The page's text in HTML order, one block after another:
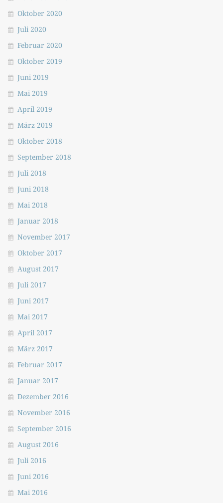
Oktober 2020
Juli 2020
Februar 2020
Oktober 2019
Juni 2019
Mai 2019
April 2019
März 2019
Oktober 2018
September 2018
Juli 2018
Juni 2018
Mai 2018
Januar 2018
November 2017
Oktober 2017
August 2017
Juli 2017
Juni 2017
Mai 2017
April 2017
März 2017
Februar 2017
Januar 2017
Dezember 2016
November 2016
September 2016
August 2016
Juli 2016
Juni 2016
Mai 2016